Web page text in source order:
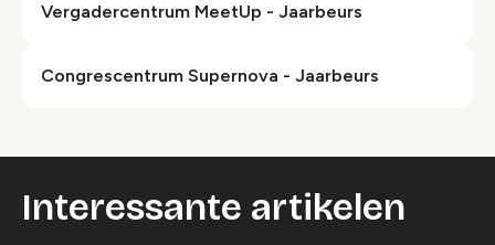
Ver­ga­der­centrum MeetUp - Jaarbeurs
Congrescentrum Supernova - Jaarbeurs
Interessante artikelen